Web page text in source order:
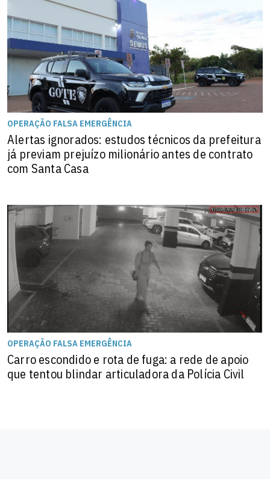
OPERAÇÃO FALSA EMERGÊNCIA
Alertas ignorados: estudos técnicos da prefeitura
já previam prejuízo milionário antes de contrato
com Santa Casa
OPERAÇÃO FALSA EMERGÊNCIA
Carro escondido e rota de fuga: a rede de apoio
que tentou blindar articuladora da Polícia Civil